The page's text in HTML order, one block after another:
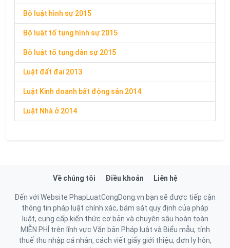
Bộ luật hình sự 2015
Bộ luật tố tụng hình sự 2015
Bộ luật tố tụng dân sự 2015
Luật đất đai 2013
Luật Kinh doanh bất động sản 2014
Luật Nhà ở 2014
Về chúng tôi Điều khoản Liên hệ
Đến với Website PhapLuatCongDong.vn bạn sẽ được tiếp cận
thông tin pháp luật chính xác, bám sát quy định của pháp
luật, cung cấp kiến thức cơ bản và chuyên sâu hoàn toàn
MIỄN PHÍ trên lĩnh vực Văn bản Pháp luật và Biểu mẫu, tính
thuế thu nhập cá nhân, cách viết giấy giới thiệu, đơn ly hôn,